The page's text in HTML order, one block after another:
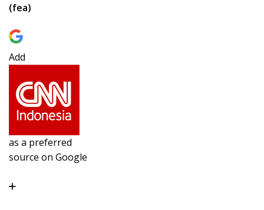
(fea)
Add
as a preferred
source on Google